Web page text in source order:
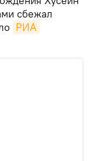
сбежал
РИА